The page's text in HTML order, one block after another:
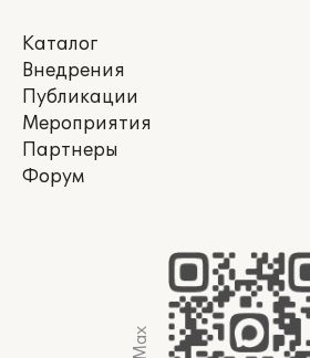
Каталог
Внедрения
Публикации
Мероприятия
Партнеры
Форум